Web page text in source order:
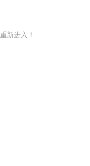
新进入！